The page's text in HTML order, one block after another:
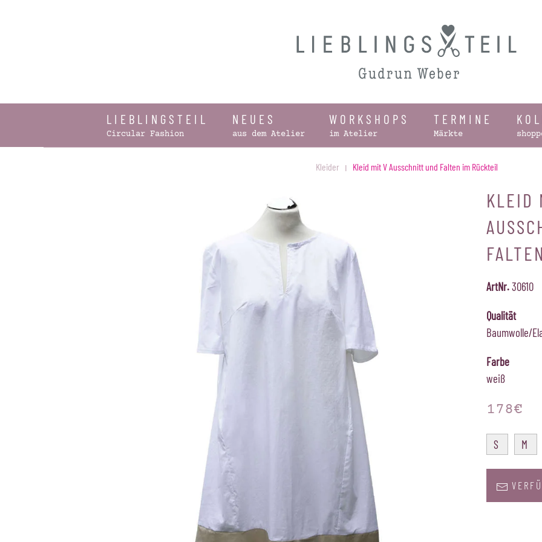
LIEBLINGSTEIL
Circular Fashion
NEUES
aus dem Atelier
WORKSHOPS
im Atelier
TERMINE
Märkte
Kleider Kleid mit V Ausschnitt und Falten im Rückteil
KLEID
ArtNr.30610
Qualität
Baumwolle/
Farbe
weiß
178€
S M